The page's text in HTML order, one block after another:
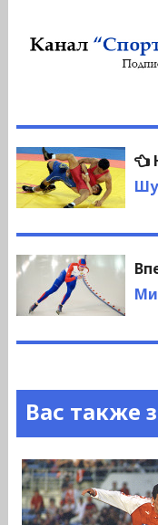
Навигация
по
записям
Вас также